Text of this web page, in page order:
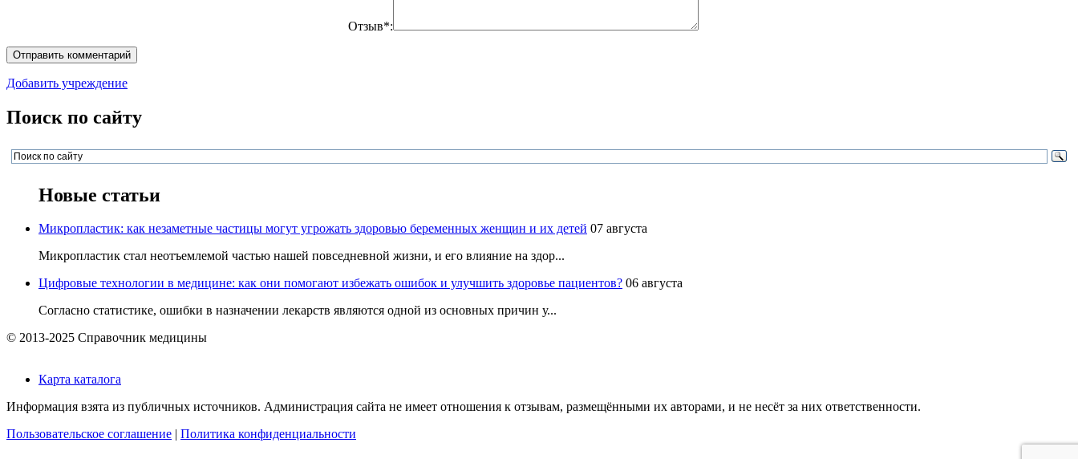
Отзыв*:
Добавить учреждение
Поиск по сайту
Новые статьи
Микропластик: как незаметные частицы могут угрожать здоровью беременных женщин и их детей 07 августа
Микропластик стал неотъемлемой частью нашей повседневной жизни, и его влияние на здор...
Цифровые технологии в медицине: как они помогают избежать ошибок и улучшить здоровье пациентов? 06 августа
Согласно статистике, ошибки в назначении лекарств являются одной из основных причин у...
© 2013-2025 Справочник медицины
Карта каталога
Информация взята из публичных источников. Администрация сайта не имеет отношения к отзывам, размещёнными их авторами, и не несёт за них ответственности.
Пользовательское соглашение
Политика конфиденциальности